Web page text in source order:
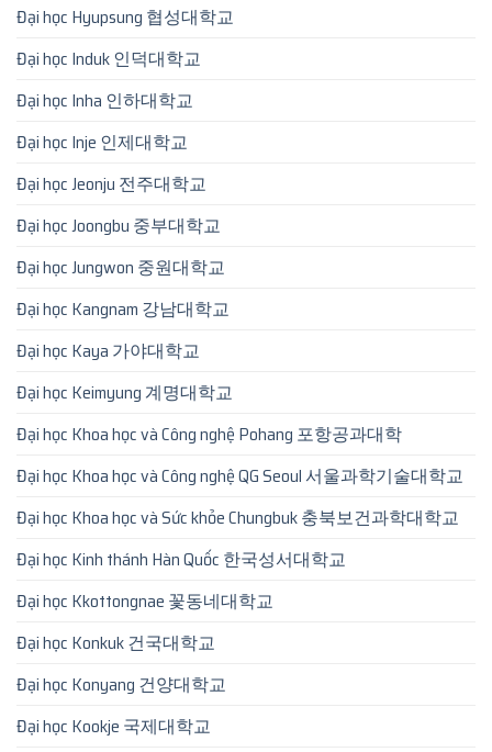
Đại học Hyupsung 협성대학교
Đại học Induk 인덕대학교
Đại học Inha 인하대학교
Đại học Inje 인제대학교
Đại học Jeonju 전주대학교
Đại học Joongbu 중부대학교
Đại học Jungwon 중원대학교
Đại học Kangnam 강남대학교
Đại học Kaya 가야대학교
Đại học Keimyung 계명대학교
Đại học Khoa học và Công nghệ Pohang 포항공과대학
Đại học Khoa học và Công nghệ QG Seoul 서울과학기술대학교
Đại học Khoa học và Sức khỏe Chungbuk 충북보건과학대학교
Đại học Kinh thánh Hàn Quốc 한국성서대학교
Đại học Kkottongnae 꽃동네대학교
Đại học Konkuk 건국대학교
Đại học Konyang 건양대학교
Đại học Kookje 국제대학교